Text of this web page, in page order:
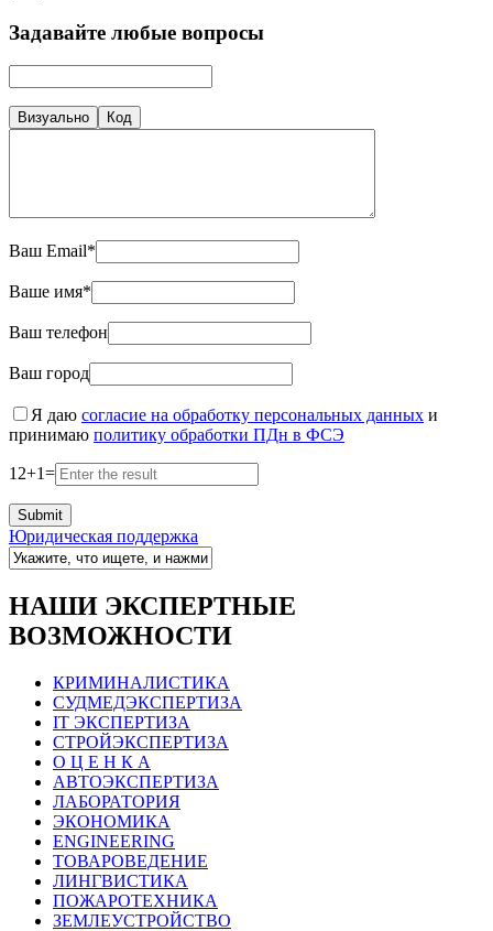
Задавайте любые вопросы
Визуально Код
Ваш Email*
Ваше имя*
Ваш телефон
Ваш город
Я даю согласие на обработку персональных данных и
принимаю политику обработки ПДн в ФСЭ
12+1=
Юридическая поддержка
НАШИ ЭКСПЕРТНЫЕ
ВОЗМОЖНОСТИ
КРИМИНАЛИСТИКА
СУДМЕДЭКСПЕРТИЗА
IT ЭКСПЕРТИЗА
СТРОЙЭКСПЕРТИЗА
О Ц Е Н К А
АВТОЭКСПЕРТИЗА
ЛАБОРАТОРИЯ
ЭКОНОМИКА
ENGINEERING
ТОВАРОВЕДЕНИЕ
ЛИНГВИСТИКА
ПОЖАРОТЕХНИКА
ЗЕМЛЕУСТРОЙСТВО